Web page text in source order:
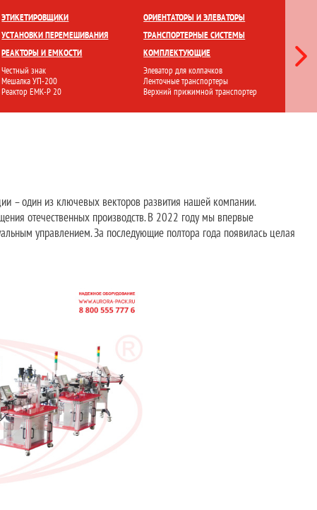
ЭТИКЕТИРОВЩИКИ
УСТАНОВКИ ПЕРЕМЕШИВАНИЯ
РЕАКТОРЫ И ЕМКОСТИ
Честный знак
Мешалка УП-200
Реактор ЕМК-Р 20
ОРИЕНТАТОРЫ И ЭЛЕВАТОРЫ
ТРАНСПОРТЕРНЫЕ СИСТЕМЫ
КОМПЛЕКТУЮЩИЕ
Элеватор для колпачков
Ленточные транспортеры
Верхний прижимной транспортер
ПРИГОТОВЛЕНИЕ И ХРАНЕНИЕ ПЕРЕМЕШИВАНИЕ
– один из ключевых векторов развития нашей компании.
отечественных производств. В 2022 году мы впервые
управлением. За последующие полтора года появилась целая